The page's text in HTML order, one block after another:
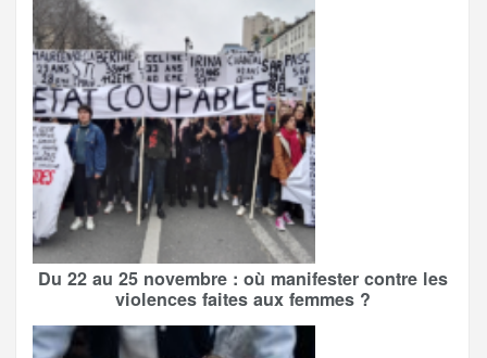
Du 22 au 25 novembre : où manifester contre les
violences faites aux femmes ?